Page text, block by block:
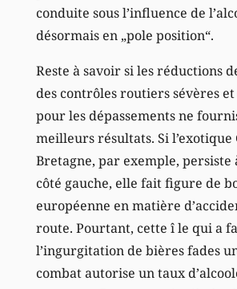
conduite sous l’influence de
désormais en „pole position“.
Reste à savoir si les réductions
des contrôles routiers sévères
pour les dépassements ne
meilleurs résultats. Si l’exotique
Bretagne, par exemple,
côté gauche, elle fait figure de
européenne en matière
route. Pourtant, cette î le qui a
l’ingurgitation de bières fades
combat autorise un taux